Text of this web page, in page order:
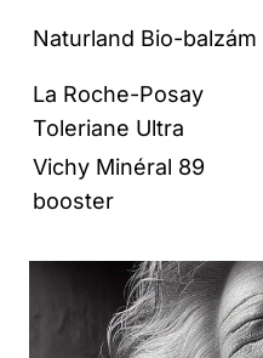
Naturland Bio-balzám
La Roche-Posay
Toleriane Ultra
Vichy Minéral 89
booster